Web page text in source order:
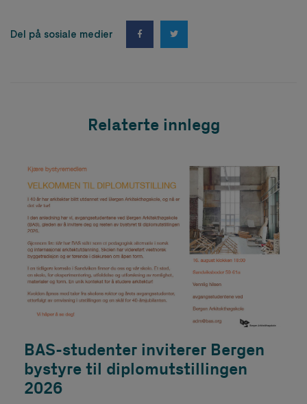
Del på sosiale medier
Relaterte innlegg
BAS-studenter inviterer Bergen
bystyre til diplomutstillingen
2026